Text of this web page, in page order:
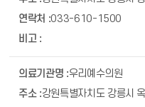
033-610-1500
우리예수의원
강원특별자치도 강릉시